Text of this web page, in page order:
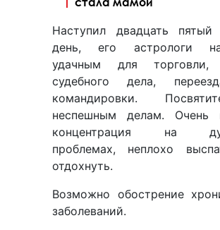
Наступил двадцать пятый
день, его астрологи
удачным для торговли,
судебного дела,
командировки.
неспешным делам. Очень
концентрация на
проблемах, неплохо
отдохнуть.
Возможно обострение
заболеваний.